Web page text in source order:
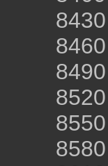
8430
8460
8490
8520
8550
8580